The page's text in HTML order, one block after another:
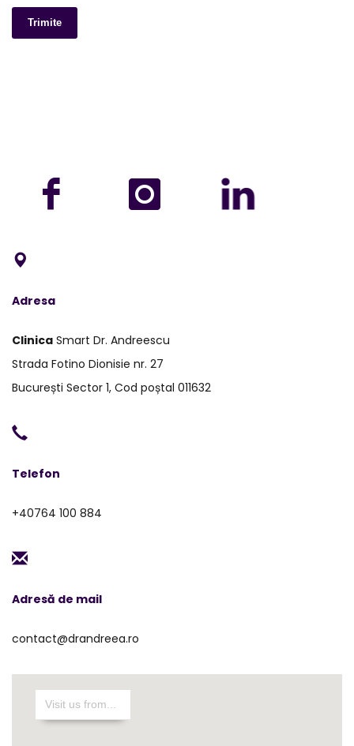
Trimite
Adresa
Clinica Smart Dr. Andreescu
Strada Fotino Dionisie nr. 27
București Sector 1, Cod poștal 011632
Telefon
+40764 100 884
Adresă de mail
contact@drandreea.ro